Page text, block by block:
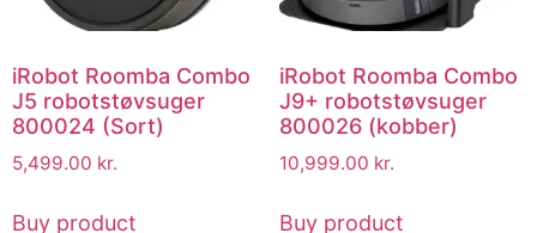
iRobot Roomba Combo
J5 robotstøvsuger
800024 (Sort)
5,499.00 kr.
Buy product
iRobot Roomba Combo
J9+ robotstøvsuger
800026 (kobber)
10,999.00 kr.
Buy product